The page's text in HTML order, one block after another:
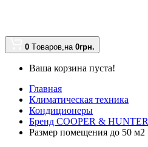
0 Tоваров,на 0грн.
Ваша корзина пуста!
Главная
Климатическая техника
Кондиционеры
Бренд COOPER & HUNTER
Размер помещения до 50 м2